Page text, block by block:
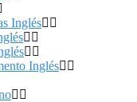
Inglés
Inglés